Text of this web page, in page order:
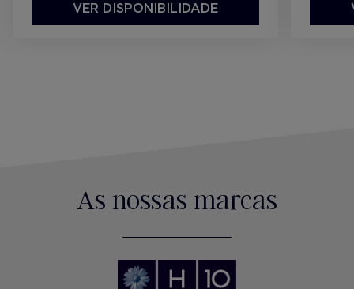
VER DISPONIBILIDADE
As nossas marcas